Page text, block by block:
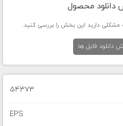
دانلود محصول
مشکلی دارید این بخش را بررسی کنید.
دانلود فایل ها
54373
EPS